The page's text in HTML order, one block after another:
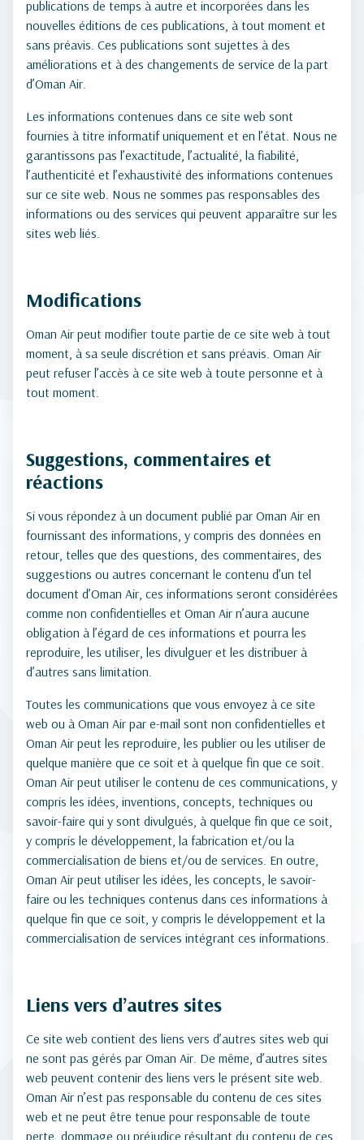
publications de temps à autre et incorporées dans les
nouvelles éditions de ces publications, à tout moment et
sans préavis. Ces publications sont sujettes à des
améliorations et à des changements de service de la part
d’Oman Air.
Les informations contenues dans ce site web sont
fournies à titre informatif uniquement et en l’état. Nous ne
garantissons pas l’exactitude, l’actualité, la fiabilité,
l’authenticité et l’exhaustivité des informations contenues
sur ce site web. Nous ne sommes pas responsables des
informations ou des services qui peuvent apparaître sur les
sites web liés.
Modifications
Oman Air peut modifier toute partie de ce site web à tout
moment, à sa seule discrétion et sans préavis. Oman Air
peut refuser l’accès à ce site web à toute personne et à
tout moment.
Suggestions, commentaires et
réactions
Si vous répondez à un document publié par Oman Air en
fournissant des informations, y compris des données en
retour, telles que des questions, des commentaires, des
suggestions ou autres concernant le contenu d’un tel
document d’Oman Air, ces informations seront considérées
comme non confidentielles et Oman Air n’aura aucune
obligation à l’égard de ces informations et pourra les
reproduire, les utiliser, les divulguer et les distribuer à
d’autres sans limitation.
Toutes les communications que vous envoyez à ce site
web ou à Oman Air par e-mail sont non confidentielles et
Oman Air peut les reproduire, les publier ou les utiliser de
quelque manière que ce soit et à quelque fin que ce soit.
Oman Air peut utiliser le contenu de ces communications, y
compris les idées, inventions, concepts, techniques ou
savoir-faire qui y sont divulgués, à quelque fin que ce soit,
y compris le développement, la fabrication et/ou la
commercialisation de biens et/ou de services. En outre,
Oman Air peut utiliser les idées, les concepts, le savoir-
faire ou les techniques contenus dans ces informations à
quelque fin que ce soit, y compris le développement et la
commercialisation de services intégrant ces informations.
Liens vers d’autres sites
Ce site web contient des liens vers d’autres sites web qui
ne sont pas gérés par Oman Air. De même, d’autres sites
web peuvent contenir des liens vers le présent site web.
Oman Air n’est pas responsable du contenu de ces sites
web et ne peut être tenue pour responsable de toute
perte, dommage ou préjudice résultant du contenu de ces